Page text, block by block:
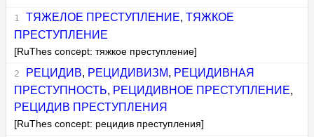
ТЯЖЕЛОЕ ПРЕСТУПЛЕНИЕ, ТЯЖКОЕ
ПРЕСТУПЛЕНИЕ
[RuThes concept: тяжкое преступление]
РЕЦИДИВ, РЕЦИДИВИЗМ, РЕЦИДИВНАЯ
ПРЕСТУПНОСТЬ, РЕЦИДИВНОЕ ПРЕСТУПЛЕНИЕ,
РЕЦИДИВ ПРЕСТУПЛЕНИЯ
[RuThes concept: рецидив преступления]